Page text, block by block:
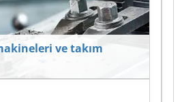
ve takım